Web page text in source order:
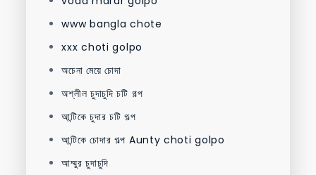
www bangla chote
xxx choti golpo
অচেনা মেয়ে চোদা
অশ্লীল চুদাচুদি চটি গল্প
আন্টিকে চুদার চটি গল্প
আন্টিকে চোদার গল্প Aunty choti golpo
আম্মুর চুদাচুদি